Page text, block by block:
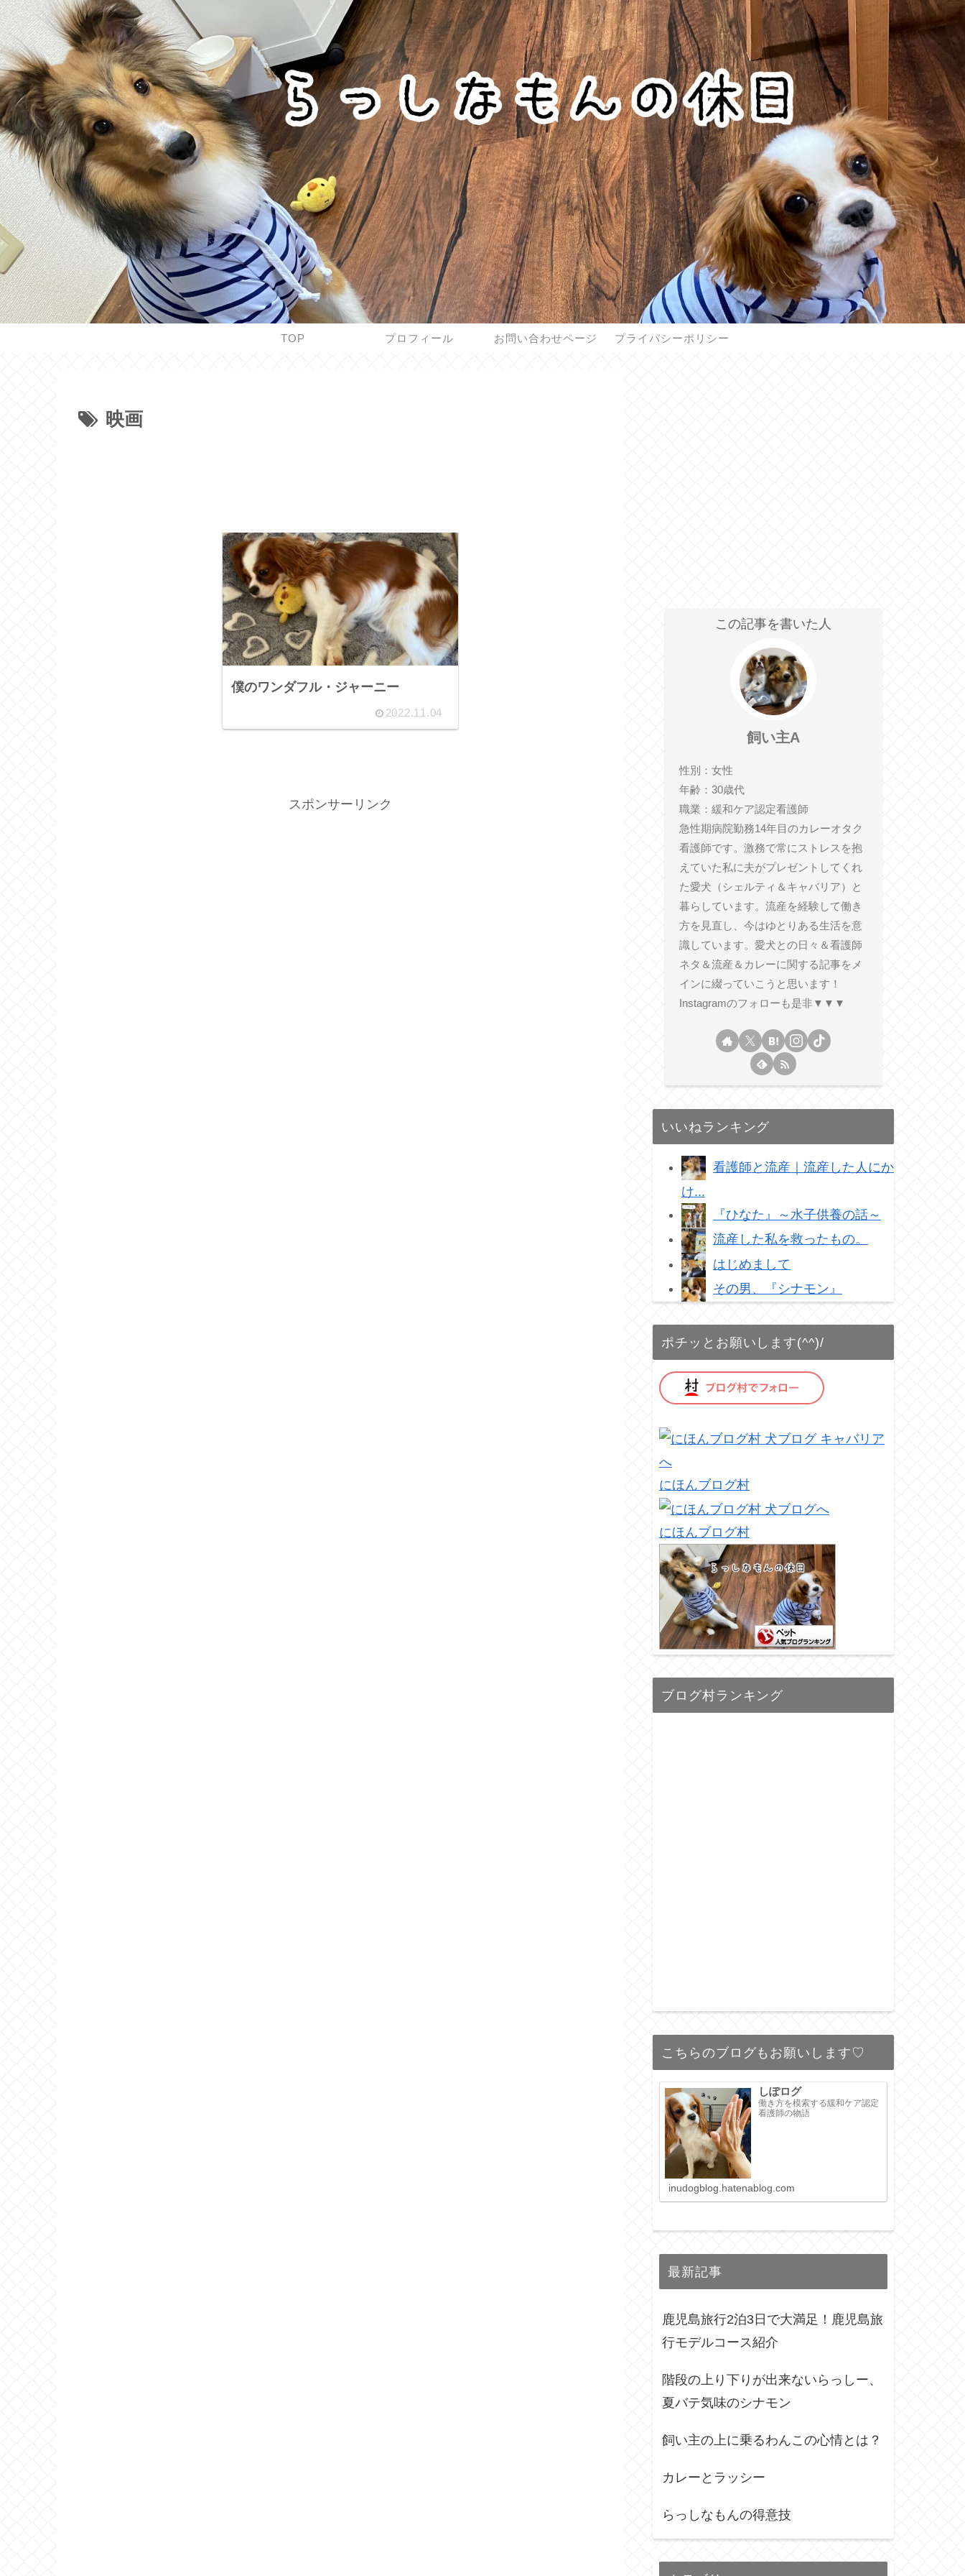
TOP プロフィール お問い合わせページ プライバシーポリシー
映画
僕のワンダフル・ジャーニー
2022.11.04
スポンサーリンク
この記事を書いた人
飼い主A
性別：女性
年齢：30歳代
職業：緩和ケア認定看護師
急性期病院勤務14年目のカレーオタク
看護師です。激務で常にストレスを抱
えていた私に夫がプレゼントしてくれ
た愛犬（シェルティ＆キャバリア）と
暮らしています。流産を経験して働き
方を見直し、今はゆとりある生活を意
識しています。愛犬との日々＆看護師
ネタ＆流産＆カレーに関する記事をメ
インに綴っていこうと思います！
Instagramのフォローも是非▼▼▼
いいねランキング
看護師と流産｜流産した人にか
け...
『ひなた』～水子供養の話～
流産した私を救ったもの。
はじめまして
その男、『シナモン』
ポチッとお願いします(^^)/
にほんブログ村
にほんブログ村
ブログ村ランキング
こちらのブログもお願いします♡
しぽログ
働き方を模索する緩和ケア認定
看護師の物語
inudogblog.hatenablog.com
最新記事
鹿児島旅行2泊3日で大満足！鹿児島旅
行モデルコース紹介
階段の上り下りが出来ないらっしー、
夏バテ気味のシナモン
飼い主の上に乗るわんこの心情とは？
カレーとラッシー
らっしなもんの得意技